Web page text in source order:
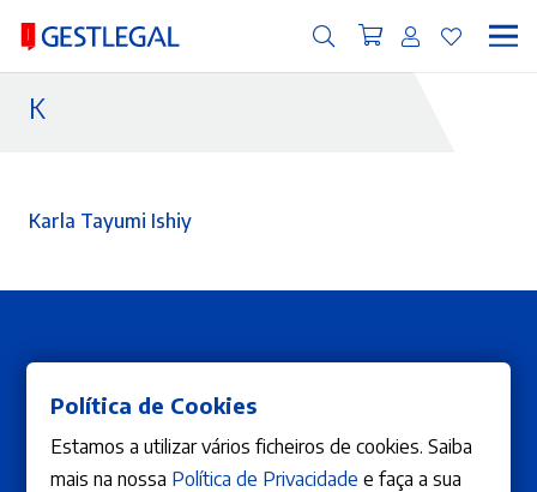
K
Karla Tayumi Ishiy
Política de Cookies
Estamos a utilizar vários ficheiros de cookies. Saiba
mais na nossa Política de Privacidade e faça a sua